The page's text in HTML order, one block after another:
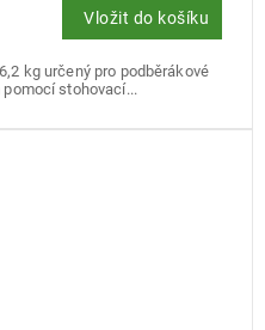
Vložit do košíku
kg určený pro podběrákové
pomocí stohovací...